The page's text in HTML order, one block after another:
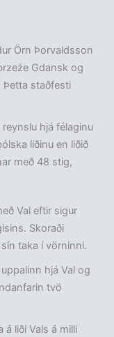
Örn Þorvaldsson
Gdansk og
Þetta staðfesti
hjá félaginu
liðinu en liðið
með 48 stig,
Val eftir sigur
Skoraði
taka í vörninni.
hjá Val og
tvö
á liði Vals á milli